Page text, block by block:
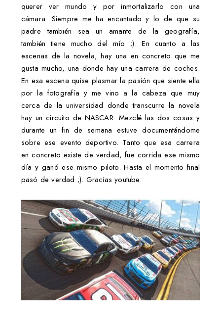
querer ver mundo y por inmortalizarlo con una
cámara. Siempre me ha encantado y lo de que su
padre también sea un amante de la geografía,
también tiene mucho del mío ;). En cuanto a las
escenas de la novela, hay una en concreto que me
gusta mucho, una donde hay una carrera de coches.
En esa escena quise plasmar la pasión que siente ella
por la fotografía y me vino a la cabeza que muy
cerca de la universidad donde transcurre la novela
hay un circuito de NASCAR. Mezclé las dos cosas y
durante un fin de semana estuve documentándome
sobre ese evento deportivo. Tanto que esa carrera
en concreto existe de verdad, fue corrida ese mismo
día y ganó ese mismo piloto. Hasta el momento final
pasó de verdad ;). Gracias youtube.